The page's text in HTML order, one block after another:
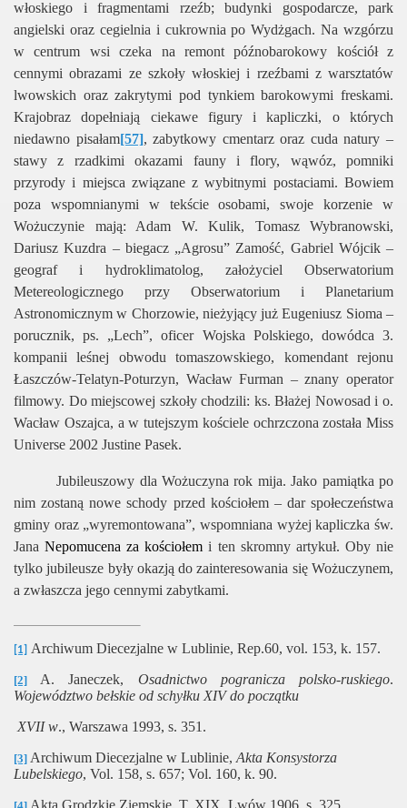
włoskiego i fragmentami rzeźb; budynki gospodarcze, park
angielski oraz cegielnia i cukrownia po Wydżgach. Na wzgórzu
w centrum wsi czeka na remont późnobarokowy kościół z
cennymi obrazami ze szkoły włoskiej i rzeźbami z warsztatów
lwowskich oraz zakrytymi pod tynkiem barokowymi freskami.
Krajobraz dopełniają ciekawe figury i kapliczki, o których
niedawno pisałam[57], zabytkowy cmentarz oraz cuda natury –
stawy z rzadkimi okazami fauny i flory, wąwóz, pomniki
przyrody i miejsca związane z wybitnymi postaciami. Bowiem
poza wspomnianymi w tekście osobami, swoje korzenie w
Wożuczynie mają: Adam W. Kulik, Tomasz Wybranowski,
Dariusz Kuzdra – biegacz „Agrosu” Zamość, Gabriel Wójcik –
geograf i hydroklimatolog, założyciel Obserwatorium
Metereologicznego przy Obserwatorium i Planetarium
Astronomicznym w Chorzowie, nieżyjący już Eugeniusz Sioma –
porucznik, ps. „Lech”, oficer Wojska Polskiego, dowódca 3.
kompanii leśnej obwodu tomaszowskiego, komendant rejonu
Łaszczów-Telatyn-Poturzyn, Wacław Furman – znany operator
filmowy. Do miejscowej szkoły chodzili: ks. Błażej Nowosad i o.
Wacław Oszajca, a w tutejszym kościele ochrzczona została Miss
Universe 2002 Justine Pasek.
Jubileuszowy dla Wożuczyna rok mija. Jako pamiątka po
nim zostaną nowe schody przed kościołem – dar społeczeństwa
gminy oraz „wyremontowana”, wspomniana wyżej kapliczka św.
JanaNepomucena za kościołem i ten skromny artykuł. Oby nie
tylko jubileusze były okazją do zainteresowania się Wożuczynem,
a zwłaszcza jego cennymi zabytkami.
[1] Archiwum Diecezjalne w Lublinie, Rep.60, vol. 153, k. 157.
[2] A. Janeczek, Osadnictwo pogranicza polsko-ruskiego.
Województwo bełskie od schyłku XIV do początku
XVII w., Warszawa 1993, s. 351.
[3] Archiwum Diecezjalne w Lublinie, Akta Konsystorza
Lubelskiego, Vol. 158, s. 657; Vol. 160, k. 90.
Akta Grodzkie Ziemskie, T. XIX, Lwów 1906, s. 325.